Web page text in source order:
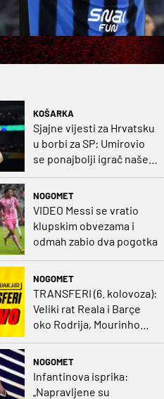
KOŠARKA
Sjajne vijesti za Hrvatsku
u borbi za SP: Umirovio
se ponajbolji igrač našeg
NOGOMET
VIDEO Messi se vratio
klupskim obvezama i
odmah zabio dva pogotka
NOGOMET
TRANSFERI (6. kolovoza):
Veliki rat Reala i Barçe
oko Rodrija, Mourinho
nagovorio Viniciusa na
NOGOMET
Infantinova isprika:
„Napravljene su